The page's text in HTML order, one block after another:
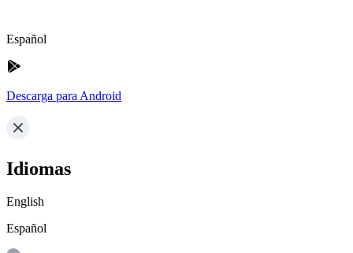
Español
Descarga para Android
Idiomas
English
Español